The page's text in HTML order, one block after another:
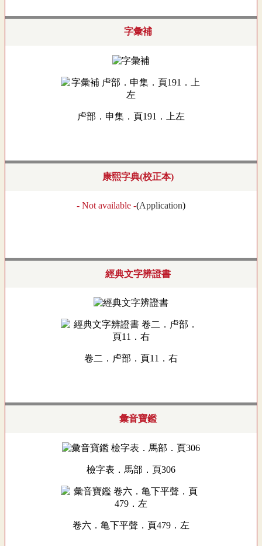
字彙補
虍部．申集．頁191．上左
康熙字典(校正本)
- Not available -(Application)
經典文字辨證書
卷二．虍部．頁11．右
彙音寶鑑
檢字表．馬部．頁306
卷六．亀下平聲．頁479．左